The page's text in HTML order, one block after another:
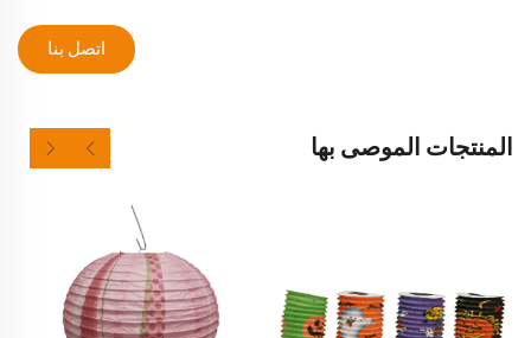
اتصل بنا
المنتجات الموصى بها